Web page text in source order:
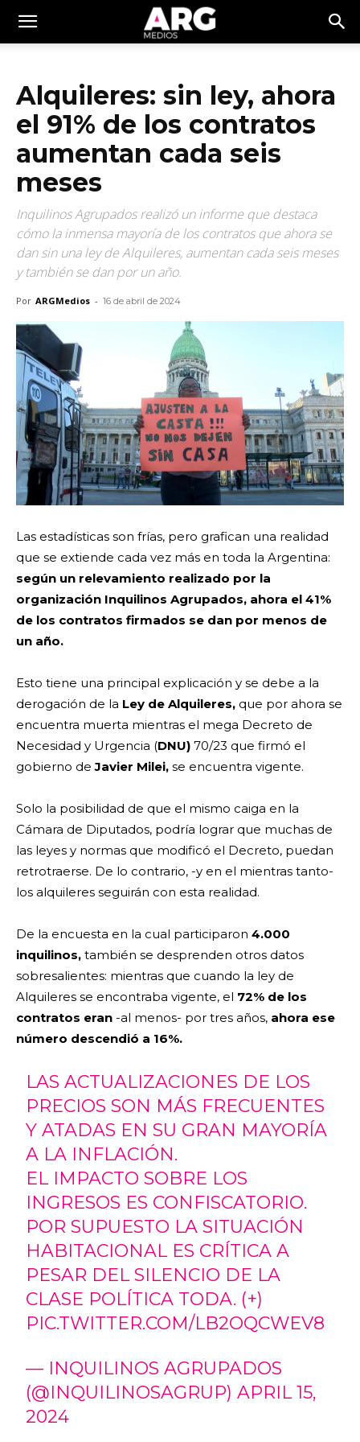
Alquileres: sin ley, ahora
el 91% de los contratos
aumentan cada seis
meses
Inquilinos Agrupados realizó un informe que destaca
cómo la inmensa mayoría de los contratos que ahora se
dan sin una ley de Alquileres, aumentan cada seis meses
y también se dan por un año.
Por ARGMedios - 16 de abril de 2024
Las estadísticas son frías, pero grafican una realidad
que se extiende cada vez más en toda la Argentina:
según un relevamiento realizado por la
organización Inquilinos Agrupados, ahora el 41%
de los contratos firmados se dan por menos de
un año.
Esto tiene una principal explicación y se debe a la
derogación de la Ley de Alquileres, que por ahora se
encuentra muerta mientras el mega Decreto de
Necesidad y Urgencia (DNU) 70/23 que firmó el
gobierno deJavier Milei, se encuentra vigente.
Solo la posibilidad de que el mismo caiga en la
Cámara de Diputados, podría lograr que muchas de
las leyes y normas que modificó el Decreto, puedan
retrotraerse. De lo contrario, -y en el mientras tanto-
los alquileres seguirán con esta realidad.
De la encuesta en la cual participaron 4.000
inquilinos, también se desprenden otros datos
sobresalientes: mientras que cuando la ley de
Alquileres se encontraba vigente, el 72% de los
contratos eran -al menos- por tres años, ahora ese
número descendió a 16%.
LAS ACTUALIZACIONES DE LOS
PRECIOS SON MÁS FRECUENTES
Y ATADAS EN SU GRAN MAYORÍA
A LA INFLACIÓN.
EL IMPACTO SOBRE LOS
INGRESOS ES CONFISCATORIO.
POR SUPUESTO LA SITUACIÓN
HABITACIONAL ES CRÍTICA A
PESAR DEL SILENCIO DE LA
CLASE POLÍTICA TODA. (+)
PIC.TWITTER.COM/LB2OQCWEV8
— INQUILINOS AGRUPADOS
(@INQUILINOSAGRUP)APRIL 15,
2024